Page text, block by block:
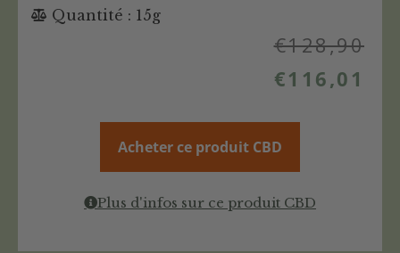
Quantité : 15g
€128,90
€116,01
Acheter ce produit CBD
Plus d'infos sur ce produit CBD